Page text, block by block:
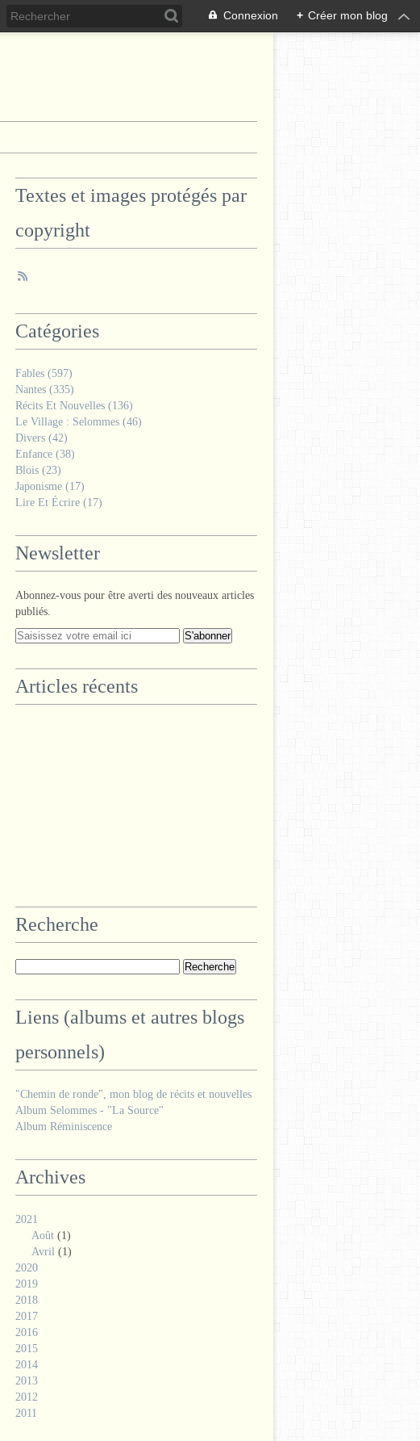
Connexion + Créer mon blog
Textes et images protégés par
copyright
Catégories
Fables (597)
Nantes (335)
Récits Et Nouvelles (136)
Le Village : Selommes (46)
Divers (42)
Enfance (38)
Blois (23)
Japonisme (17)
Lire Et Écrire (17)
Newsletter
Abonnez-vous pour être averti des nouveaux articles
publiés.
Articles récents
Recherche
Liens (albums et autres blogs
personnels)
"Chemin de ronde", mon blog de récits et nouvelles
Album Selommes - "La Source"
Album Réminiscence
Archives
2021
Août (1)
Avril (1)
2020
2019
2018
2017
2016
2015
2014
2013
2012
2011